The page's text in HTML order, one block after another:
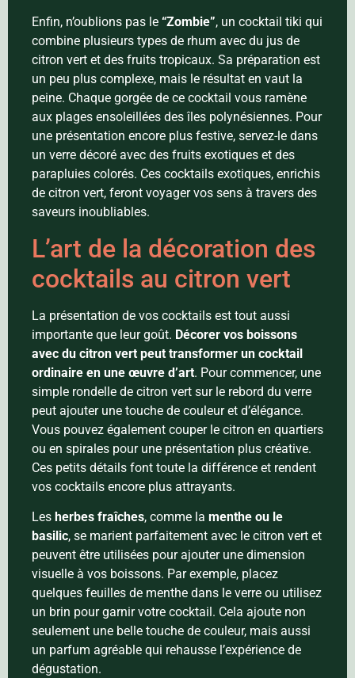
Enfin, n’oublions pas le “Zombie”, un cocktail tiki qui
combine plusieurs types de rhum avec du jus de
citron vert et des fruits tropicaux. Sa préparation est
un peu plus complexe, mais le résultat en vaut la
peine. Chaque gorgée de ce cocktail vous ramène
aux plages ensoleillées des îles polynésiennes. Pour
une présentation encore plus festive, servez-le dans
un verre décoré avec des fruits exotiques et des
parapluies colorés. Ces cocktails exotiques, enrichis
de citron vert, feront voyager vos sens à travers des
saveurs inoubliables.
L’art de la décoration des
cocktails au citron vert
La présentation de vos cocktails est tout aussi
importante que leur goût. Décorer vos boissons
avec du citron vert peut transformer un cocktail
ordinaire en une œuvre d’art. Pour commencer, une
simple rondelle de citron vert sur le rebord du verre
peut ajouter une touche de couleur et d’élégance.
Vous pouvez également couper le citron en quartiers
ou en spirales pour une présentation plus créative.
Ces petits détails font toute la différence et rendent
vos cocktails encore plus attrayants.
Les herbes fraîches, comme la menthe ou le
basilic, se marient parfaitement avec le citron vert et
peuvent être utilisées pour ajouter une dimension
visuelle à vos boissons. Par exemple, placez
quelques feuilles de menthe dans le verre ou utilisez
un brin pour garnir votre cocktail. Cela ajoute non
seulement une belle touche de couleur, mais aussi
un parfum agréable qui rehausse l’expérience de
dégustation.